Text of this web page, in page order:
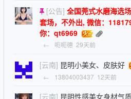
[公告] 全国莞式水磨海选
套场，不外出, 微信：
你：qt6969
← 呃呃德 29天前
[云南] 昆明小美女、皮肤好
← 13804003437 12天前
[云南] 昆明性感美女身材气